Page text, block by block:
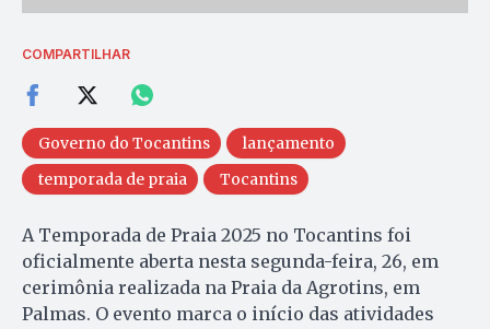
COMPARTILHAR
Governo do Tocantins
lançamento
temporada de praia
Tocantins
A Temporada de Praia 2025 no Tocantins foi
oficialmente aberta nesta segunda-feira, 26, em
cerimônia realizada na Praia da Agrotins, em
Palmas. O evento marca o início das atividades